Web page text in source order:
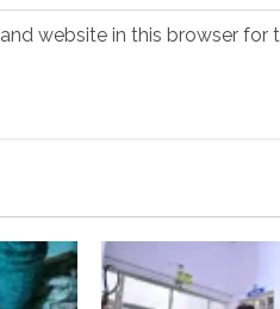
website in this browser for